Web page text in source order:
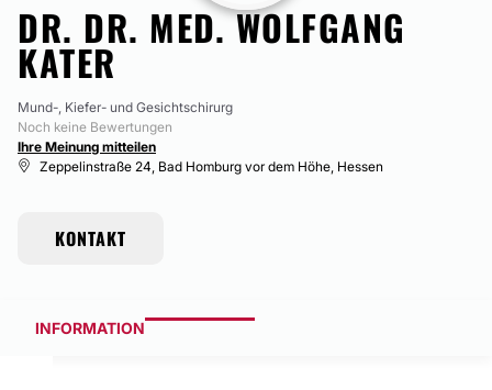
DR. DR. MED. WOLFGANG
KATER
Mund-, Kiefer- und Gesichtschirurg
Noch keine Bewertungen
Ihre Meinung mitteilen
Zeppelinstraße 24, Bad Homburg vor dem Höhe, Hessen
KONTAKT
INFORMATION